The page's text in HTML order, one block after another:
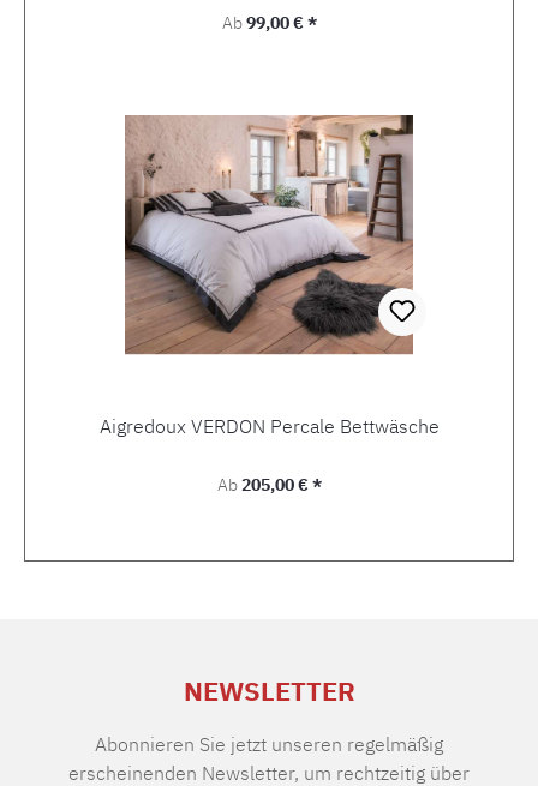
Regulärer Preis:
Ab99,00 € *
Aigredoux VERDON Percale Bettwäsche
Regulärer Preis:
Ab205,00 € *
NEWSLETTER
Abonnieren Sie jetzt unseren regelmäßig
erscheinenden Newsletter, um rechtzeitig über